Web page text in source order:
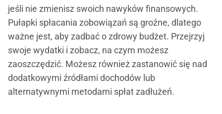
jeśli nie zmienisz swoich nawyków finansowych.
Pułapki spłacania zobowiązań są groźne, dlatego
ważne jest, aby zadbać o zdrowy budżet. Przejrzyj
swoje wydatki i zobacz, na czym możesz
zaoszczędzić. Możesz również zastanowić się nad
dodatkowymi źródłami dochodów lub
alternatywnymi metodami spłat zadłużeń.